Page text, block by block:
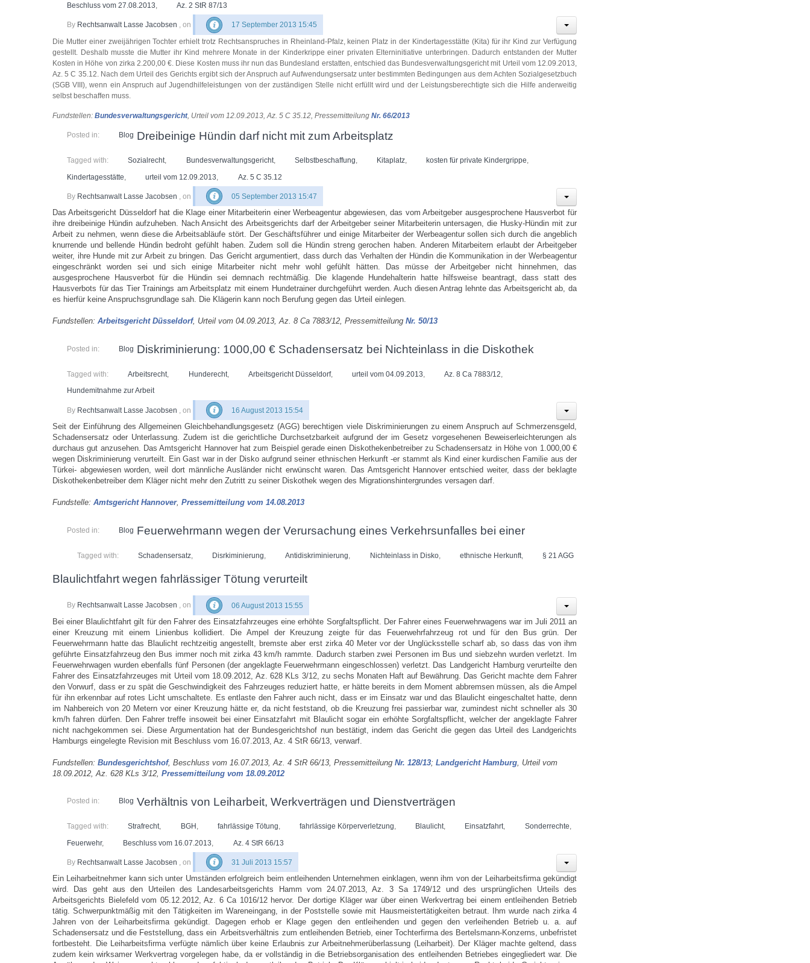
Beschluss vom 27.08.2013, Az. 2 StR 87/13
By Rechtsanwalt Lasse Jacobsen , on
17 September 2013 15:45
Die Mutter einer zweijährigen Tochter erhielt trotz Rechtsanspruches in Rheinland-Pfalz, keinen Platz in der Kindertagesstätte (Kita) für ihr Kind zur Verfügung
gestellt. Deshalb musste die Mutter ihr Kind mehrere Monate in der Kinderkrippe einer privaten Elterninitiative unterbringen. Dadurch entstanden der Mutter
Kosten in Höhe von zirka 2.200,00 €. Diese Kosten muss ihr nun das Bundesland erstatten, entschied das Bundesverwaltungsgericht mit Urteil vom 12.09.2013,
Az. 5 C 35.12. Nach dem Urteil des Gerichts ergibt sich der Anspruch auf Aufwendungsersatz unter bestimmten Bedingungen aus dem Achten Sozialgesetzbuch
(SGB VIII), wenn ein Anspruch auf Jugendhilfeleistungen von der zuständigen Stelle nicht erfüllt wird und der Leistungsberechtigte sich die Hilfe anderweitig
selbst beschaffen muss.
Fundstellen: Bundesverwaltungsgericht, Urteil vom 12.09.2013, Az. 5 C 35.12, Pressemitteilung Nr. 66/2013
Posted in: Blog
Tagged with: Sozialrecht, Bundesverwaltungsgericht, Selbstbeschaffung, Kitaplatz, kosten für private Kindergrippe,
Kindertagesstätte
urteil vom 12.09.2013 Az. 5 C 35.12
Dreibeinige Hündin darf nicht mit zum Arbeitsplatz
By Rechtsanwalt Lasse Jacobsen , on 05 September 2013 15:47
Das Arbeitsgericht Düsseldorf hat die Klage einer Mitarbeiterin einer Werbeagentur abgewiesen, das vom Arbeitgeber ausgesprochene Hausverbot für
ihre dreibeinige Hündin aufzuheben. Nach Ansicht des Arbeitsgerichts darf der Arbeitgeber seiner Mitarbeiterin untersagen, die Husky-Hündin mit zur
Arbeit zu nehmen, wenn diese die Arbeitsabläufe stört. Der Geschäftsführer und einige Mitarbeiter der Werbeagentur sollen sich durch die angeblich
knurrende und bellende Hündin bedroht gefühlt haben. Zudem soll die Hündin streng gerochen haben. Anderen Mitarbeitern erlaubt der Arbeitgeber
weiter, ihre Hunde mit zur Arbeit zu bringen. Das Gericht argumentiert, dass durch das Verhalten der Hündin die Kommunikation in der Werbeagentur
eingeschränkt worden sei und sich einige Mitarbeiter nicht mehr wohl gefühlt hätten. Das müsse der Arbeitgeber nicht hinnehmen, das
ausgesprochene Hausverbot für die Hündin sei demnach rechtmäßig. Die klagende Hundehalterin hatte hilfsweise beantragt, dass statt des
Hausverbots für das Tier Trainings am Arbeitsplatz mit einem Hundetrainer durchgeführt werden. Auch diesen Antrag lehnte das Arbeitsgericht ab, da
es hierfür keine Anspruchsgrundlage sah. Die Klägerin kann noch Berufung gegen das Urteil einlegen.
Fundstellen: Arbeitsgericht Düsseldorf, Urteil vom 04.09.2013, Az. 8 Ca 7883/12, Pressemitteilung Nr. 50/13
Posted in: Blog
Tagged with: Arbeitsrecht, Hunderecht, Arbeitsgericht Düsseldorf, urteil vom 04.09.2013, Az. 8 Ca 7883/12,
Hundemitnahme zur Arbeit
Diskriminierung: 1000,00 € Schadensersatz bei Nichteinlass in die Diskothek
By Rechtsanwalt Lasse Jacobsen , on 16 August 2013 15:54
Seit der Einführung des Allgemeinen Gleichbehandlungsgesetz (AGG) berechtigen viele Diskriminierungen zu einem Anspruch auf Schmerzensgeld,
Schadensersatz oder Unterlassung. Zudem ist die gerichtliche Durchsetzbarkeit aufgrund der im Gesetz vorgesehenen Beweiserleichterungen als
durchaus gut anzusehen. Das Amtsgericht Hannover hat zum Beispiel gerade einen Diskothekenbetreiber zu Schadensersatz in Höhe von 1.000,00 €
wegen Diskriminierung verurteilt. Ein Gast war in der Disko aufgrund seiner ethnischen Herkunft -er stammt als Kind einer kurdischen Familie aus der
Türkei- abgewiesen worden, weil dort männliche Ausländer nicht erwünscht waren. Das Amtsgericht Hannover entschied weiter, dass der beklagte
Diskothekenbetreiber dem Kläger nicht mehr den Zutritt zu seiner Diskothek wegen des Migrationshintergrundes versagen darf.
Fundstelle: Amtsgericht Hannover, Pressemitteilung vom 14.08.2013
Posted in: Blog
Tagged with: Schadensersatz, Disrkiminierung, Antidiskriminierung, Nichteinlass in Disko, ethnische Herkunft, § 21 AGG
Feuerwehrmann wegen der Verursachung eines Verkehrsunfalles bei einer
Blaulichtfahrt wegen fahrlässiger Tötung verurteilt
By Rechtsanwalt Lasse Jacobsen , on 06 August 2013 15:55
Bei einer Blaulichtfahrt gilt für den Fahrer des Einsatzfahrzeuges eine erhöhte Sorgfaltspflicht. Der Fahrer eines Feuerwehrwagens war im Juli 2011 an
einer Kreuzung mit einem Linienbus kollidiert. Die Ampel der Kreuzung zeigte für das Feuerwehrfahrzeug rot und für den Bus grün. Der
Feuerwehrmann hatte das Blaulicht rechtzeitig angestellt, bremste aber erst zirka 40 Meter vor der Unglücksstelle scharf ab, so dass das von ihm
geführte Einsatzfahrzeug den Bus immer noch mit zirka 43 km/h rammte. Dadurch starben zwei Personen im Bus und siebzehn wurden verletzt. Im
Feuerwehrwagen wurden ebenfalls fünf Personen (der angeklagte Feuerwehrmann eingeschlossen) verletzt. Das Landgericht Hamburg verurteilte den
Fahrer des Einsatzfahrzeuges mit Urteil vom 18.09.2012, Az. 628 KLs 3/12, zu sechs Monaten Haft auf Bewährung. Das Gericht machte dem Fahrer
den Vorwurf, dass er zu spät die Geschwindigkeit des Fahrzeuges reduziert hatte, er hätte bereits in dem Moment abbremsen müssen, als die Ampel
für ihn erkennbar auf rotes Licht umschaltete. Es entlaste den Fahrer auch nicht, dass er im Einsatz war und das Blaulicht eingeschaltet hatte, denn
im Nahbereich von 20 Metern vor einer Kreuzung hätte er, da nicht feststand, ob die Kreuzung frei passierbar war, zumindest nicht schneller als 30
km/h fahren dürfen. Den Fahrer treffe insoweit bei einer Einsatzfahrt mit Blaulicht sogar ein erhöhte Sorgfaltspflicht, welcher der angeklagte Fahrer
nicht nachgekommen sei. Diese Argumentation hat der Bundesgerichtshof nun bestätigt, indem das Gericht die gegen das Urteil des Landgerichts
Hamburgs eingelegte Revision mit Beschluss vom 16.07.2013, Az. 4 StR 66/13, verwarf.
Fundstellen: Bundesgerichtshof, Beschluss vom 16.07.2013, Az. 4 StR 66/13, Pressemitteilung Nr. 128/13; Landgericht Hamburg , Urteil vom
18.09.2012, Az. 628 KLs 3/12, Pressemitteilung vom 18.09.2012
Posted in: Blog
Tagged with: Strafrecht, BGH , fahrlässige Tötung, fahrlässige Körperverletzung, Blaulicht, Einsatzfahrt, Sonderrechte,
Feuerwehr, Beschluss vom 16.07.2013 Az. 4 StR 66/13
Verhältnis von Leiharbeit, Werkverträgen und Dienstverträgen
By Rechtsanwalt Lasse Jacobsen , on 31 Juli 2013 15:57
Ein Leiharbeitnehmer kann sich unter Umständen erfolgreich beim entleihenden Unternehmen einklagen, wenn ihm von der Leiharbeitsfirma gekündigt
wird. Das geht aus den Urteilen des Landesarbeitsgerichts Hamm vom 24.07.2013, Az. 3 Sa 1749/12 und des ursprünglichen Urteils des
Arbeitsgerichts Bielefeld vom 05.12.2012, Az. 6 Ca 1016/12 hervor. Der dortige Kläger war über einen Werkvertrag bei einem entleihenden Betrieb
tätig. Schwerpunktmäßig mit den Tätigkeiten im Wareneingang, in der Poststelle sowie mit Hausmeistertätigkeiten betraut. Ihm wurde nach zirka 4
Jahren von der Leiharbeitsfirma gekündigt. Dagegen erhob er Klage gegen den entleihenden und gegen den verleihenden Betrieb u. a. auf
Schadensersatz und die Feststellung, dass ein Arbeitsverhältnis zum entleihenden Betrieb, einer Tochterfirma des Bertelsmann-Konzerns, unbefristet
fortbesteht. Die Leiharbeitsfirma verfügte nämlich über keine Erlaubnis zur Arbeitnehmerüberlassung (Leiharbeit). Der Kläger machte geltend, dass
zudem kein wirksamer Werkvertrag vorgelegen habe, da er vollständig in die Betriebsorganisation des entleihenden Betriebes eingegliedert war. Die